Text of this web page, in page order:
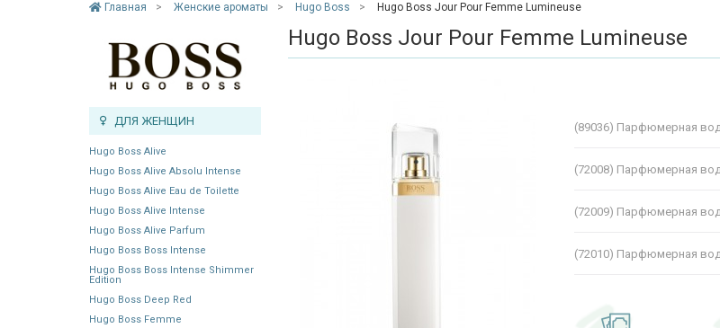
Главная Женские ароматы Hugo Boss Hugo Boss Jour Pour Femme Lumineuse
ДЛЯ ЖЕНЩИН
Hugo Boss Alive
Hugo Boss Alive Absolu Intense
Hugo Boss Alive Eau de Toilette
Hugo Boss Alive Intense
Hugo Boss Alive Parfum
Hugo Boss Boss Intense
Hugo Boss Boss Intense Shimmer
Edition
Hugo Boss Deep Red
Hugo Boss Femme
Hugo Boss Jour Pour Femme Lumineuse
(89036) Парфюмерная
(72008) Парфюмерная
(72009) Парфюмерная
(72010) Парфюмерная